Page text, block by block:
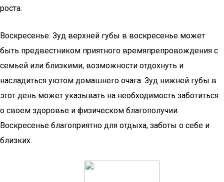
роста.
Воскресенье: Зуд верхней губы в воскресенье может
быть предвестником приятного времяпрепровождения с
семьей или близкими, возможности отдохнуть и
насладиться уютом домашнего очага. Зуд нижней губы в
этот день может указывать на необходимость заботиться
о своем здоровье и физическом благополучии.
Воскресенье благоприятно для отдыха, заботы о себе и
близких.